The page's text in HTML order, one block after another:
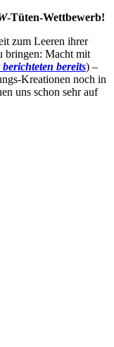
-Tüten-Wettbewerb!
zum Leeren ihrer
bringen: Macht mit
bereits) –
Kreationen noch in
uns schon sehr auf